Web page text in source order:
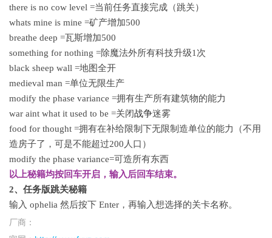
there is no cow level =当前任务直接完成（跳关）
whats mine is mine =矿产增加500
breathe deep =瓦斯增加500
something for nothing =除魔法外所有科技升级1次
black sheep wall =地图全开
medieval man =单位无限生产
modify the phase variance =拥有生产所有建筑物的能力
war aint what it used to be =关闭战争迷雾
food for thought =拥有在补给限制下无限制造单位的能力（不用
造房子了，可是不能超过200人口）
modify the phase variance=可造所有东西
以上秘籍均按回车开启，输入后回车结束。
2、任务版跳关秘籍
输入 ophelia 然后按下 Enter，再输入想选择的关卡名称。
厂商：